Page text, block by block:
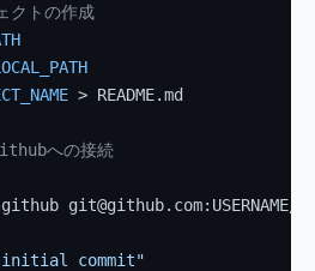
クトの作成
> README.md
への接続
git@github.com:USERNAME/
commit"